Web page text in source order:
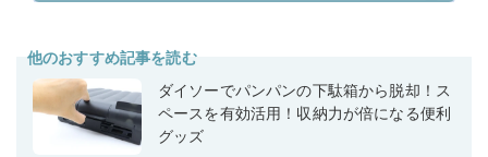
他のおすすめ記事を読む
ダイソーでパンパンの下駄箱から脱却！ス
ペースを有効活用！収納力が倍になる便利
グッズ